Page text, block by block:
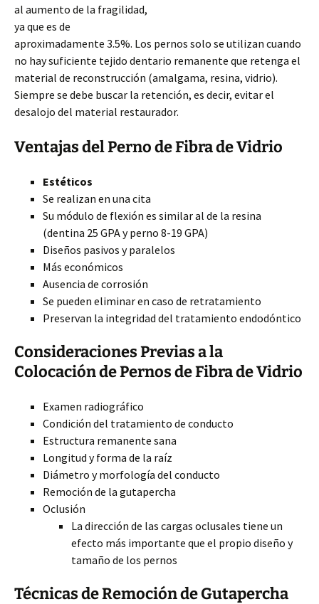
al aumento de la fragilidad,
ya que es de
aproximadamente 3.5%. Los pernos solo se utilizan cuando
no hay suficiente tejido dentario remanente que retenga el
material de reconstrucción (amalgama, resina, vidrio).
Siempre se debe buscar la retención, es decir, evitar el
desalojo del material restaurador.
Ventajas del Perno de Fibra de Vidrio
Estéticos
Se realizan en una cita
Su módulo de flexión es similar al de la resina
(dentina 25 GPA y perno 8-19 GPA)
Diseños pasivos y paralelos
Más económicos
Ausencia de corrosión
Se pueden eliminar en caso de retratamiento
Preservan la integridad del tratamiento endodóntico
Consideraciones Previas a la
Colocación de Pernos de Fibra de Vidrio
Examen radiográfico
Condición del tratamiento de conducto
Estructura remanente sana
Longitud y forma de la raíz
Diámetro y morfología del conducto
Remoción de la gutapercha
Oclusión
La dirección de las cargas oclusales tiene un
efecto más importante que el propio diseño y
tamaño de los pernos
Técnicas de Remoción de Gutapercha